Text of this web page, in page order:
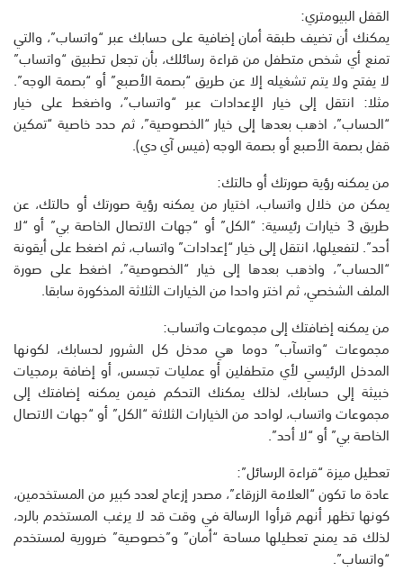
القفل البيومتري:
يمكنك أن تضيف طبقة أمان إضافية على حسابك عبر “واتساب”، والتي
تمنع أي شخص متطفل من قراءة رسائلك، بأن تجعل تطبيق “واتساب”
لا يفتح ولا يتم تشغيله إلا عن طريق “بصمة الأصبع” أو “بصمة الوجه”.
مثلا: انتقل إلى خيار الإعدادات عبر “واتساب”، واضغط على خيار
“الحساب”، اذهب بعدها إلى خيار “الخصوصية”، ثم حدد خاصية “تمكين
قفل بصمة الأصبع أو بصمة الوجه (فيس آي دي).
من يمكنه رؤية صورتك أو حالتك:
يمكن من خلال واتساب، اختيار من يمكنه رؤية صورتك أو حالتك، عن
طريق 3 خيارات رئيسية: “الكل” أو “جهات الاتصال الخاصة بي” أو “لا
أحد”. لتفعيلها، انتقل إلى خيار “إعدادات” واتساب، ثم اضغط على أيقونة
“الحساب”، واذهب بعدها إلى خيار “الخصوصية”، اضغط على صورة
الملف الشخصي، ثم اختر واحدا من الخيارات الثلاثة المذكورة سابقا.
من يمكنه إضافتك إلى مجموعات واتساب:
مجموعات “واتسآب” دوما هي مدخل كل الشرور لحسابك، لكونها
المدخل الرئيسي لأي متطفلين أو عمليات تجسس، أو إضافة برمجيات
خبيثة إلى حسابك، لذلك يمكنك التحكم فيمن يمكنه إضافتك إلى
مجموعات واتساب، لواحد من الخيارات الثلاثة “الكل” أو “جهات الاتصال
الخاصة بي” أو “لا أحد”.
تعطيل ميزة “قراءة الرسائل”:
عادة ما تكون “العلامة الزرقاء”، مصدر إزعاج لعدد كبير من المستخدمين،
كونها تظهر أنهم قرأوا الرسالة في وقت قد لا يرغب المستخدم بالرد،
لذلك قد يمنح تعطيلها مساحة “أمان” و”خصوصية” ضرورية لمستخدم
“واتساب”.